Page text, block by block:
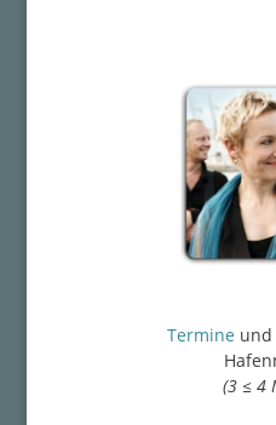
Termine und
(3 ≤ 4